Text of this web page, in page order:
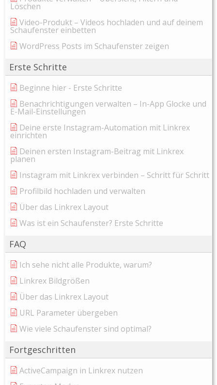
Löschen
Video-Produkt – Videos hochladen und auf deinem
Schaufenster einbetten
WordPress Posts im Schaufenster zeigen
Erste Schritte
Beginne hier - Erste Schritte
Benachrichtigungen verwalten – In-App Glocke und
E-Mail-Einstellungen
Deine erste Instagram-Automation mit Linkrex
einrichten
Deinen ersten Instagram-Beitrag mit Linkrex
planen
Instagram mit Linkrex verbinden – Schritt für Schritt
Profilbild hochladen und verwalten
Über das Linkrex Layout
Was ist ein Schaufenster? Erste Schritte
FAQ
Ich sehe nicht alle Produkte, warum?
Linkrex Bildgrößen
Über das Linkrex Layout
URL Parameter übergeben
Wie viele Schaufenster sind optimal?
Fortgeschritten
ActiveCampaign in Linkrex nutzen